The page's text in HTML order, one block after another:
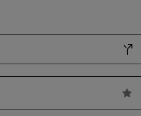
Renault Trucks